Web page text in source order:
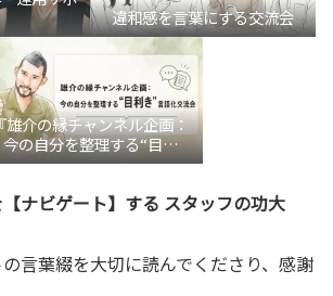
違和感を言葉にする交流会
雄介の縁チャンネル企画：
今の自分を整理する“目利
き”言語化交流会』
【ナビゲート】する スタッフの功大
言葉綴を大切に読んでくださり、感謝